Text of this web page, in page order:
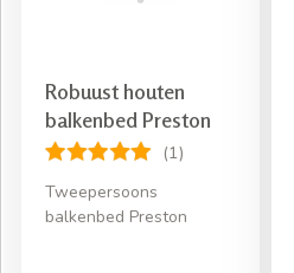
Robuust houten
balkenbed Preston
(1)
Tweepersoons
balkenbed Preston